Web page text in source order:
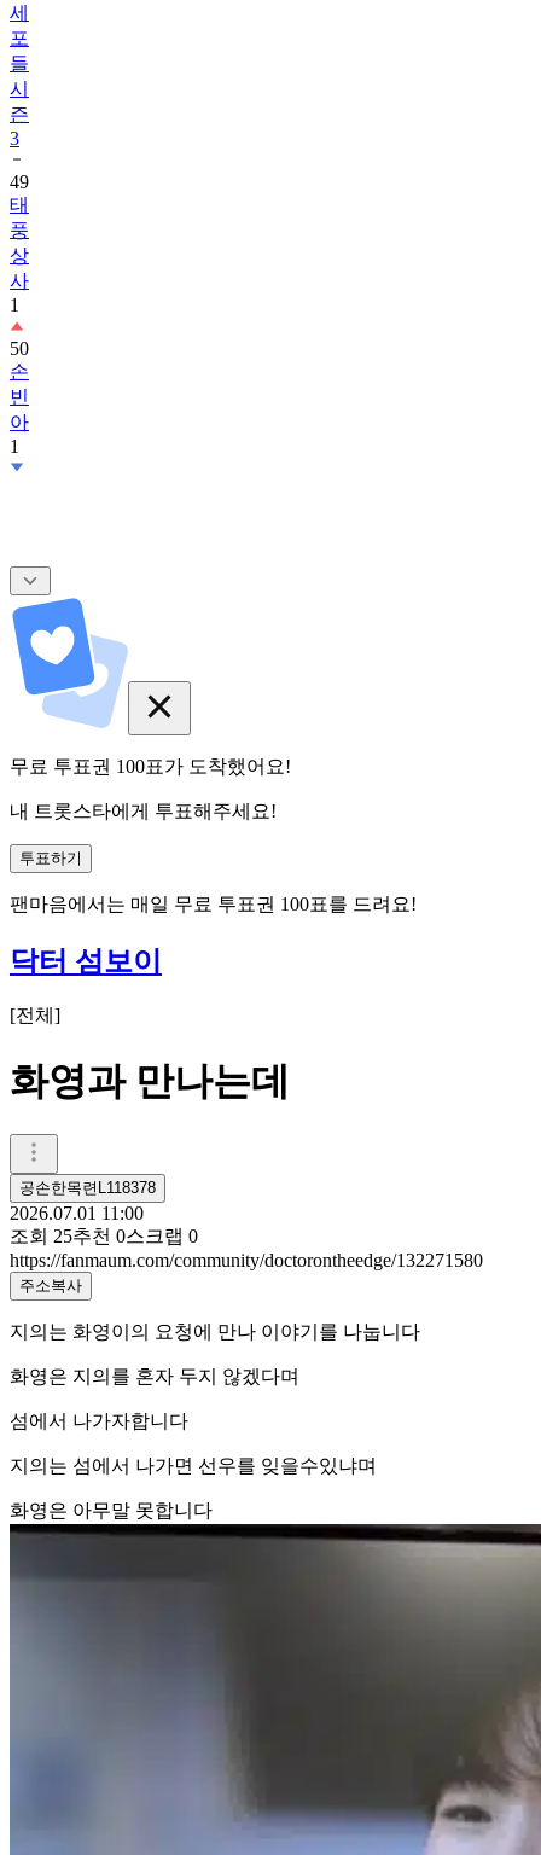
세
포
들
시
즌
3
49
태
풍
상
사
1
50
손
빈
아
1
무료 투표권 100표가 도착했어요!
내 트롯스타에게 투표해주세요!
투표하기
팬마음에서는 매일 무료 투표권 100표를 드려요!
닥터 섬보이
[전체 ]
화영과 만나는데
공손한목련L118378
2026.07.01 11:00
조회 25추천 0스크랩 0
https://fanmaum.com/community/doctorontheedge/132271580
주소복사
지의는 화영이의 요청에 만나 이야기를 나눕니다
화영은 지의를 혼자 두지 않겠다며
섬에서 나가자합니다
지의는 섬에서 나가면 선우를 잊을수있냐며
화영은 아무말 못합니다